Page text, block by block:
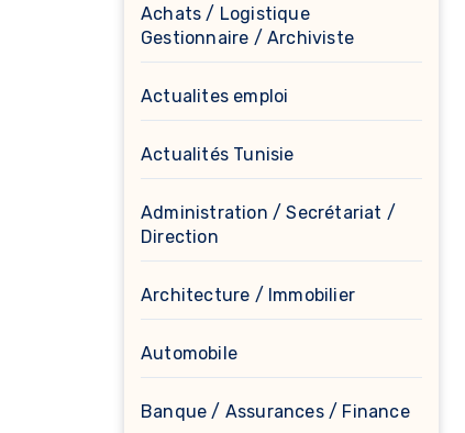
Achats / Logistique
Gestionnaire / Archiviste
Actualites emploi
Actualités Tunisie
Administration / Secrétariat /
Direction
Architecture / Immobilier
Automobile
Banque / Assurances / Finance